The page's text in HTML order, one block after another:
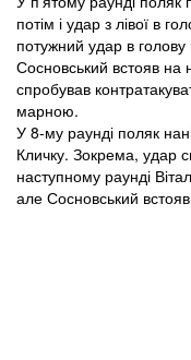
потім і удар з лівої в
потужний удар в
Сосновський встояв на
спробував
марною.
У 8-му раунді поляк
Кличку. Зокрема, удар
наступному раунді
але Сосновський